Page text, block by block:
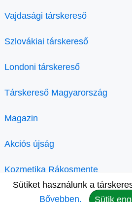
Vajdasági társkereső
Szlovákiai társkereső
Londoni társkereső
Társkereső Magyarország
Magazin
Akciós újság
Kozmetika Rákosmente
Sütiket használunk a
Bővebben.
Sütik